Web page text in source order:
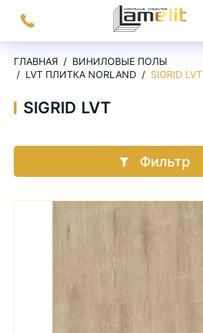
Заказать
звонок
На
ГЛАВНАЯ
ВИНИЛОВЫЕ ПОЛЫ
LVT ПЛИТКА NORLAND
SIGRID LVT
SIGRID LVT
Фильтр